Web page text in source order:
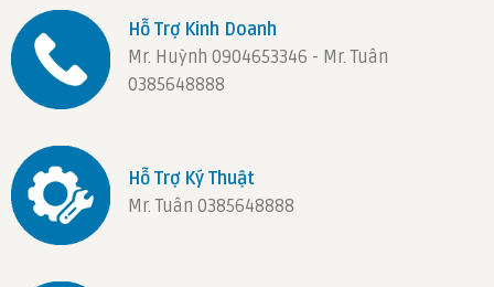
Hỗ Trợ Kinh Doanh
Mr. Huỳnh 0904653346 - Mr. Tuân
0385648888
Hỗ Trợ Ký Thuật
Mr. Tuân 0385648888